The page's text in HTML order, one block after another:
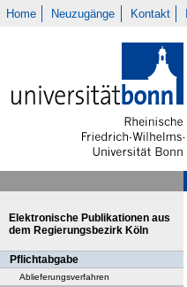
Home Neuzugänge Kontakt
Elektronische Publikationen aus
dem Regierungsbezirk Köln
Pflichtabgabe
Ablieferungsverfahren